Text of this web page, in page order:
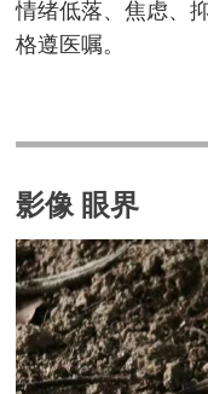
情绪低落、焦虑、
格遵医嘱。
影像 眼界